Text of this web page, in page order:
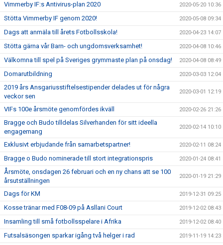
Vimmerby IF:s Antivirus-plan 2020 2020-05-20 10:36
Stötta Vimmerby IF genom 2020! 2020-05-08 09:34
Dags att anmäla till årets Fotbollsskola! 2020-04-23 14:07
Stötta gärna vår Barn- och ungdomsverksamhet! 2020-04-08 10:46
Välkomna till spel på Sveriges grymmaste plan på onsdag! 2020-04-08 08:49
Domarutbildning 2020-03-03 12:04
2019 års Ansgariusstiftelsestipender delades ut för några
veckor sen
2020-03-01 12:19
VIFs 100e årsmöte genomfördes ikväll 2020-02-26 21:26
Bragge och Budo tilldelas Silverhanden för sitt ideella
engagemang
2020-02-14 10:10
Exklusivt erbjudande från samarbetspartner! 2020-02-11 08:24
Bragge o Budo nominerade till stort integrationspris 2020-01-24 08:41
Årsmöte, onsdagen 26 februari och en ny chans att se 100
årsutställningen
2020-01-19 21:29
Dags för KM 2019-12-31 09:25
Kosse tränar med F08-09 på Asllani Court 2019-12-02 08:43
Insamling till små fotbollsspelare i Afrika 2019-12-02 08:40
Futsalsäsongen sparkar igång två helger i rad 2019-11-19 14:23